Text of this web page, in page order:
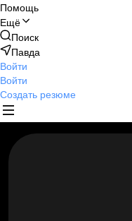
Помощь
Ещё
Поиск
Павда
Войти
Войти
Создать резюме